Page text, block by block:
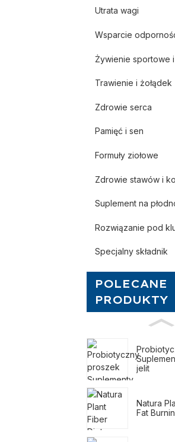
Utrata wagi
Wsparcie
Żywienie sportowe
Trawienie i żołądek
Zdrowie serca
Pamięć i sen
Formuły ziołowe
Zdrowie stawów i
Suplement na
Rozwiązanie pod
Specjalny składnik
POLECANE
PRODUKTY
jelit
Natura
Fat